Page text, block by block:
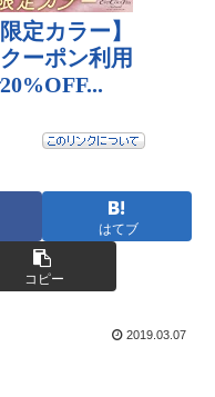
はてブ
コピー
2019.03.07